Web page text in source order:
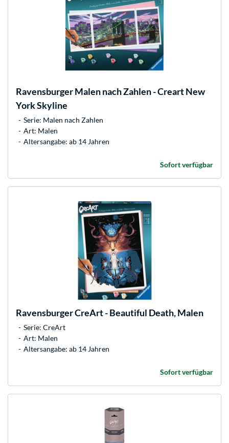
RavensburgerMalen nach Zahlen - Creart New
York Skyline
Serie: Malen nach Zahlen
Art: Malen
Altersangabe: ab 14 Jahren
Sofort verfügbar
RavensburgerCreArt - Beautiful Death, Malen
Serie: CreArt
Art: Malen
Altersangabe: ab 14 Jahren
Sofort verfügbar